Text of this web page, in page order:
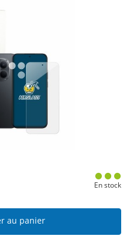
En stock
au panier